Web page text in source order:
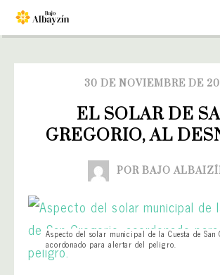
30 DE NOVIEMBRE DE
EL SOLAR DE
GREGORIO, AL
POR BAJO
Aspecto del solar municipal de la Cuesta de San
acordonado para alertar del peligro.